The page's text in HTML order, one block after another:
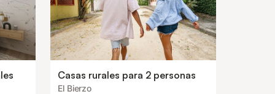
Casas rurales para 2 personas
El Bierzo